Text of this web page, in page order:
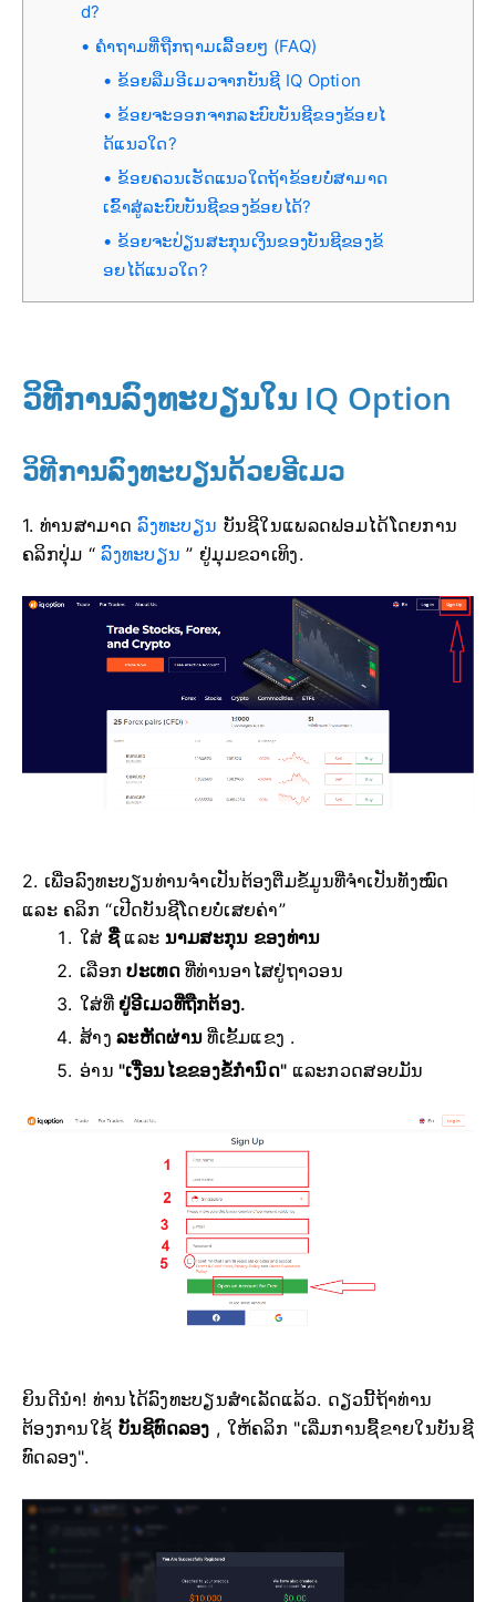
d?
ຄຳຖາມທີ່ຖືກຖາມເລື້ອຍໆ (FAQ)
ຂ້ອຍລືມອີເມວຈາກບັນຊີ IQ Option
ຂ້ອຍຈະອອກຈາກລະບົບບັນຊີຂອງຂ້ອຍໄ
ດ້ແນວໃດ?
ຂ້ອຍຄວນເຮັດແນວໃດຖ້າຂ້ອຍບໍ່ສາມາດ
ເຂົ້າສູ່ລະບົບບັນຊີຂອງຂ້ອຍໄດ້?
ຂ້ອຍຈະປ່ຽນສະກຸນເງິນຂອງບັນຊີຂອງຂ້
ອຍໄດ້ແນວໃດ?
ວິທີການລົງທະບຽນໃນ IQ Option
ວິທີການລົງທະບຽນດ້ວຍອີເມວ
1. ທ່ານສາມາດລົງທະບຽນ ບັນຊີໃນແພລດຟອມໄດ້ໂດຍການ
ຄລິກປຸ່ມ “ລົງທະບຽນ ” ຢູ່ມຸມຂວາເທິງ.
2. ເພື່ອລົງທະບຽນທ່ານຈຳເປັນຕ້ອງຕື່ມຂໍ້ມູນທີ່ຈຳເປັນທັງໝົດ
ແລະ ຄລິກ “ເປີດບັນຊີໂດຍບໍ່ເສຍຄ່າ”
ໃສ່ ຊື່ແລະ ນາມສະກຸນ ຂອງທ່ານ
ເລືອກປະເທດທີ່ທ່ານອາໄສຢູ່ຖາວອນ
ໃສ່ທີ່ ຢູ່ອີເມວທີ່ຖືກຕ້ອງ.
ສ້າງລະຫັດຜ່ານ ທີ່ເຂັ້ມແຂງ .
ອ່ານ"ເງື່ອນໄຂຂອງຂໍ້ກຳນົດ" ແລະກວດສອບມັນ
ຍິນດີນຳ! ທ່ານໄດ້ລົງທະບຽນສຳເລັດແລ້ວ. ດຽວນີ້ຖ້າທ່ານ
ຕ້ອງການໃຊ້ ບັນຊີທົດລອງ , ໃຫ້ຄລິກ "ເລີ່ມການຊື້ຂາຍໃນບັນຊີ
ທົດລອງ".